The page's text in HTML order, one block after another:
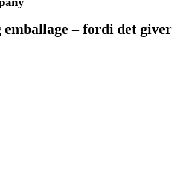
emballage – fordi det giver